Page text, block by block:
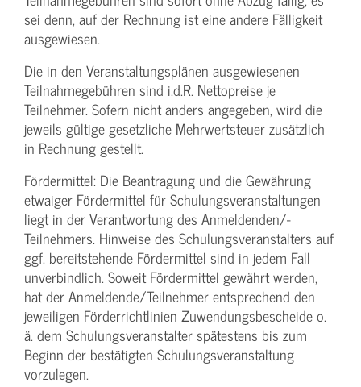
sei denn, auf der Rechnung ist eine andere Fälligkeit
ausgewiesen.
Die in den Veranstaltungsplänen ausgewiesenen
Teilnahmegebühren sind i.d.R. Nettopreise je
Teilnehmer. Sofern nicht anders angegeben, wird die
jeweils gültige gesetzliche Mehrwertsteuer zusätzlich
in Rechnung gestellt.
Fördermittel: Die Beantragung und die Gewährung
etwaiger Fördermittel für Schulungs­veranstaltungen
liegt in der Verantwortung des Anmeldenden/­
Teilnehmers. Hinweise des Schulungs­veranstalters auf
ggf. bereitstehende Fördermittel sind in jedem Fall
unverbindlich. Soweit Fördermittel gewährt werden,
hat der Anmeldende/­Teilnehmer entsprechend den
jeweiligen Förderrichtlinien Zuwendungs­bescheide o.
ä. dem Schulungs­veranstalter spätestens bis zum
Beginn der bestätigten Schulungs­veranstaltung
vorzulegen.